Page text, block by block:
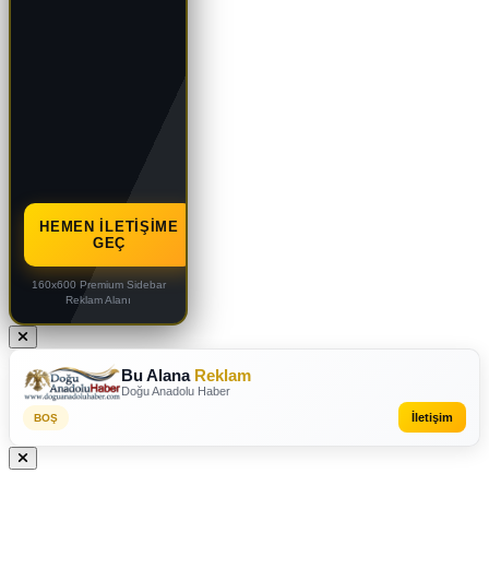
HEMEN İLETIŞIME
GEÇ
160x600 Premium Sidebar
Reklam Alanı
Bu Alana Reklam
Doğu Anadolu Haber
BOŞ İletişim